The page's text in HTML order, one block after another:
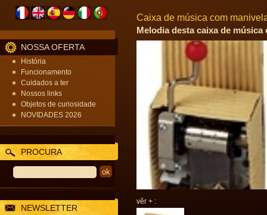
NOSSA OFERTA
História
Funcionamento
Cuidados a ter
Nossos links
Objetos de curiosidade
NOVIDADES 2026
PROCURA
NEWSLETTER
Caixa de música com
Melodia desta caixa de
vêr + :